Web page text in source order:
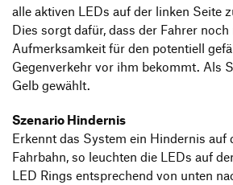
alle aktiven LEDs auf der linken Seite
Dies sorgt dafür, dass der Fahrer noch
Aufmerksamkeit für den potentiell
Gegenverkehr vor ihm bekommt. Als
Gelb gewählt.
Szenario Hindernis
Erkennt das System ein Hindernis auf
Fahrbahn, so leuchten die LEDs auf
LED Rings entsprechend von unten